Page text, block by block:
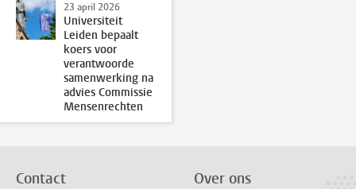
23 april 2026
Universiteit
Leiden bepaalt
koers voor
verantwoorde
samenwerking na
advies Commissie
Mensenrechten
Contact Over ons